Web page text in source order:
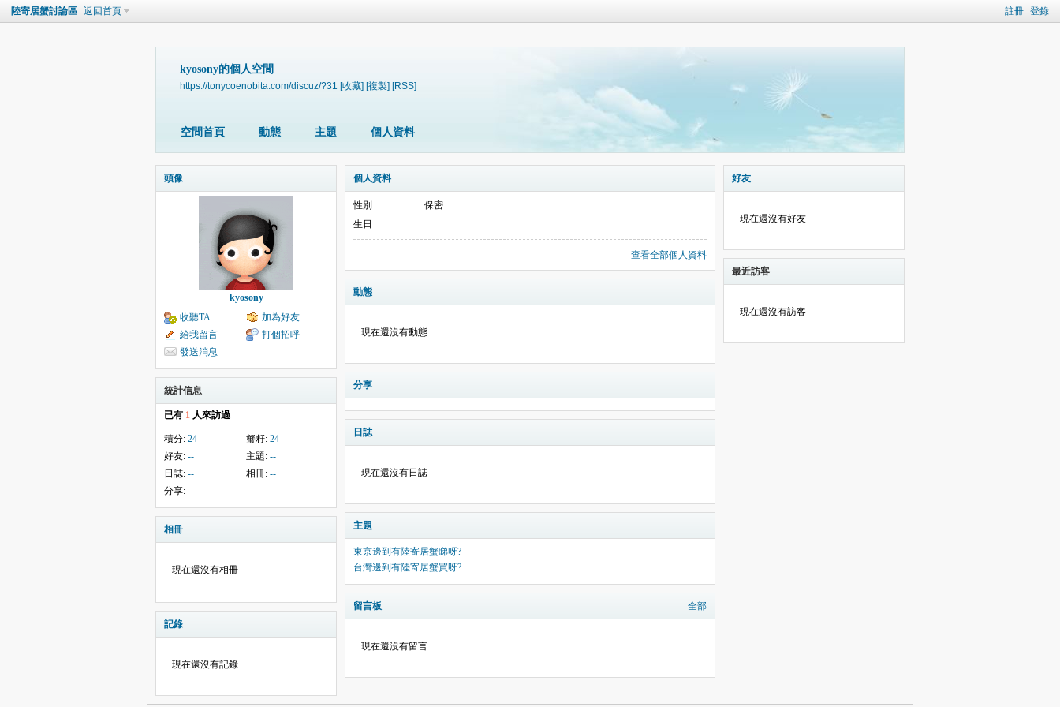
註冊 登錄
陸寄居蟹討論區 返回首頁
kyosony的個人空間
https://tonycoenobita.com/discuz/?31 [收藏] [複製] [RSS]
空間首頁 動態 主題 個人資料
頭像
kyosony
收聽TA
加為好友
給我留言
打個招呼
發送消息
統計信息
已有 1 人來訪過
積分: 24 蟹籽: 24
好友: -- 主題: --
日誌: -- 相冊: --
分享: --
相冊
現在還沒有相冊
記錄
現在還沒有記錄
個人資料
性別
保密
生日
查看全部個人資料
動態
現在還沒有動態
分享
日誌
現在還沒有日誌
主題
東京邊到有陸寄居蟹睇呀?
台灣邊到有陸寄居蟹買呀?
留言板 全部
現在還沒有留言
好友
現在還沒有好友
最近訪客
現在還沒有訪客